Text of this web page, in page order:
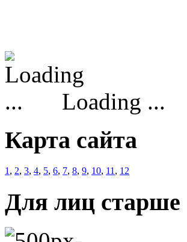
Loading ...
Карта сайта
1 , 2, 3, 4, 5, 6, 7, 8, 9, 10, 11 , 12
Для лиц старше